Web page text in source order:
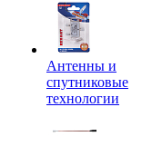
Антенны и
спутниковые
технологии